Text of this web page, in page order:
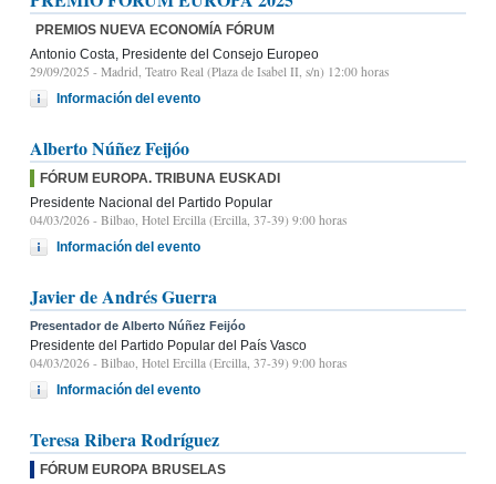
PREMIOS NUEVA ECONOMÍA FÓRUM
Antonio Costa, Presidente del Consejo Europeo
29/09/2025 - Madrid, Teatro Real (Plaza de Isabel II, s/n) 12:00 horas
Información del evento
Alberto Núñez Feijóo
FÓRUM EUROPA. TRIBUNA EUSKADI
Presidente Nacional del Partido Popular
04/03/2026 - Bilbao, Hotel Ercilla (Ercilla, 37-39) 9:00 horas
Información del evento
Javier de Andrés Guerra
Presentador de Alberto Núñez Feijóo
Presidente del Partido Popular del País Vasco
04/03/2026 - Bilbao, Hotel Ercilla (Ercilla, 37-39) 9:00 horas
Información del evento
Teresa Ribera Rodríguez
FÓRUM EUROPA BRUSELAS